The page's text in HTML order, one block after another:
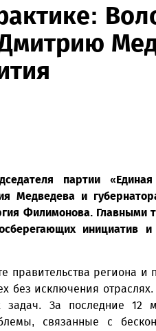
партии «Единая
Медведева и
Филимонова. Главными
инициатив
правительства региона и
без исключения
За последние 12
связанные с